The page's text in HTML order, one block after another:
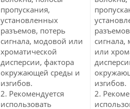
пропускания,
установленных
разъемов, потерь
сигнала, модовой или
хроматической
дисперсии, фактора
окружающей среды и
изгибов.
2. Рекомендуется
использовать
или
изгибов.
2.